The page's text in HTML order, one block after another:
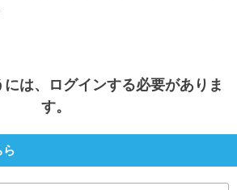
には、ログインする必要がありま
す。
ら